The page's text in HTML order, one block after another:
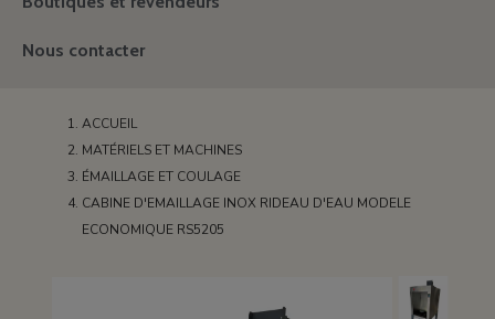
Nous contacter
ACCUEIL
MATÉRIELS ET MACHINES
ÉMAILLAGE ET COULAGE
CABINE D'EMAILLAGE INOX RIDEAU D'EAU MODELE
ECONOMIQUE RS5205